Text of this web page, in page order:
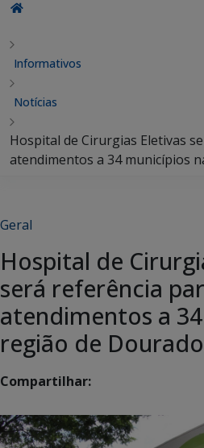
Informativos
Notícias
Hospital de Cirurgias Eletivas
atendimentos a 34 municípios
Geral
Hospital de
será referência
atendimentos a
região de
Compartilhar: